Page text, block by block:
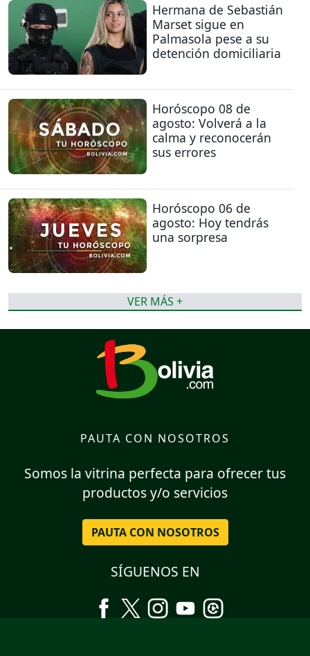
Hermana de Sebastián
Marset sigue en
Palmasola pese a su
detención domiciliaria
Horóscopo 08 de
agosto: Volverá a la
calma y reconocerán
sus errores
Horóscopo 06 de
agosto: Hoy tendrás
una sorpresa
VER MÁS +
PAUTA CON NOSOTROS
Somos la vitrina perfecta para ofrecer tus
productos y/o servicios
PAUTA CON NOSOTROS
SÍGUENOS EN